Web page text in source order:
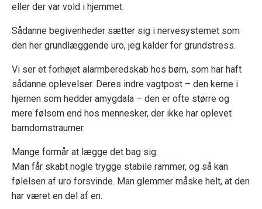
eller der var vold i hjemmet.
Sådanne begivenheder sætter sig i nervesystemet som
den her grundlæggende uro, jeg kalder for grundstress.
Vi ser et forhøjet alarmberedskab hos børn, som har haft
sådanne oplevelser. Deres indre vagtpost – den kerne i
hjernen som hedder amygdala – den er ofte større og
mere følsom end hos mennesker, der ikke har oplevet
barndomstraumer.
Mange formår at lægge det bag sig.
Man får skabt nogle trygge stabile rammer, og så kan
følelsen af uro forsvinde. Man glemmer måske helt, at den
har været en del af en.